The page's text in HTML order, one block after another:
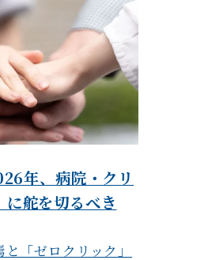
年、病院・クリ
に舵を切るべき